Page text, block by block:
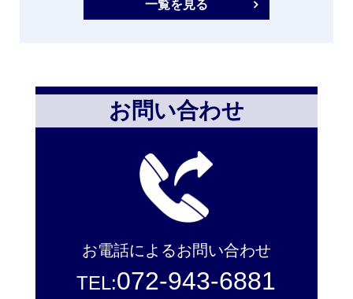
一覧を見る
お問い合わせ
お電話によるお問い合わせ
TEL:072-943-6881